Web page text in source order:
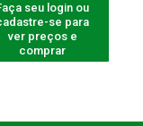
seu login ou
se para
ver preços e
comprar